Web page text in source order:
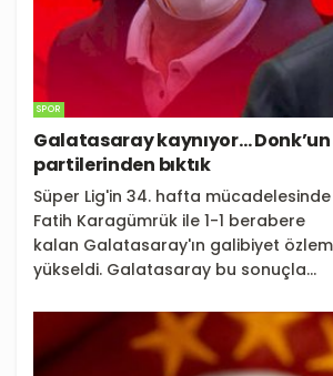
SPOR
Galatasaray kaynıyor… Donk’un
partilerinden bıktık
Süper Lig'in 34. hafta
Fatih Karagümrük ile 1-1 berabere
kalan Galatasaray'ın galibiyet
yükseldi. Galatasaray bu sonuçla...